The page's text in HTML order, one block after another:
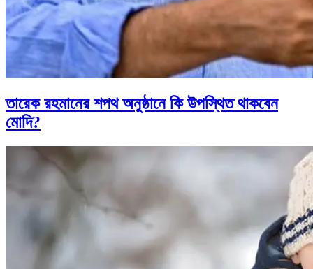
তারেক রহমানের শপথ অনুষ্ঠানে কি উপস্থিত থাকবেন
মোদি?